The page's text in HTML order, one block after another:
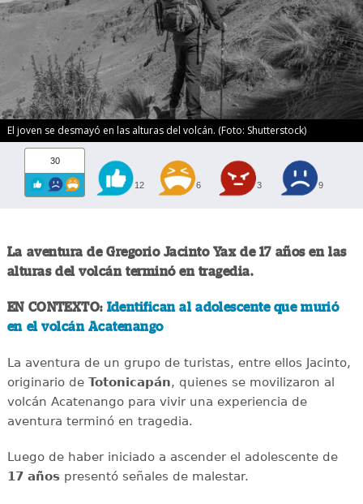
El joven se desmayó en las alturas del volcán. (Foto: Shutterstock)
30
12 6 3 9
La aventura de Gregorio Jacinto Yax de 17 años en las
alturas del volcán terminó en tragedia.
EN CONTEXTO: Identifican al adolescente que murió
en el volcán Acatenango
La aventura de un grupo de turistas, entre ellos Jacinto,
originario de Totonicapán, quienes se movilizaron al
volcán Acatenango para vivir una experiencia de
aventura terminó en tragedia.
Luego de haber iniciado a ascender el adolescente de
17 añospresentó señales de malestar.